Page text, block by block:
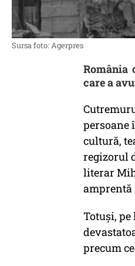
Sursa foto: Agerpres
România
care a
persoane
cultură,
regizorul
literar
amprentă
Totuși,
precum